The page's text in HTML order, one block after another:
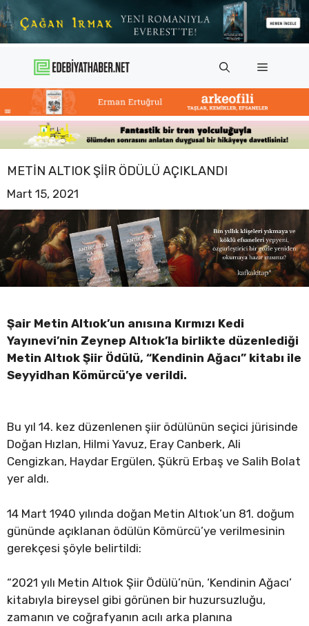
İçeriğe
atla
Menü
METIN ALTIOK ŞIIR ÖDÜLÜ AÇIKLANDI
Mart 15, 2021
Şair Metin Altıok’un anısına Kırmızı Kedi
Yayınevi’nin Zeynep Altıok’la birlikte düzenlediği
Metin Altıok Şiir Ödülü, “Kendinin Ağacı” kitabı ile
Seyyidhan Kömürcü’ye verildi.
Bu yıl 14. kez düzenlenen şiir ödülünün seçici jürisinde
Doğan Hızlan, Hilmi Yavuz, Eray Canberk, Ali
Cengizkan, Haydar Ergülen, Şükrü Erbaş ve Salih Bolat
yer aldı.
14 Mart 1940 yılında doğan Metin Altıok’un 81. doğum
gününde açıklanan ödülün Kömürcü’ye verilmesinin
gerekçesi şöyle belirtildi:
“2021 yılı Metin Altıok Şiir Ödülü’nün, ‘Kendinin Ağacı’
kitabıyla bireysel gibi görünen bir huzursuzluğu,
zamanın ve coğrafyanın acılı arka planına